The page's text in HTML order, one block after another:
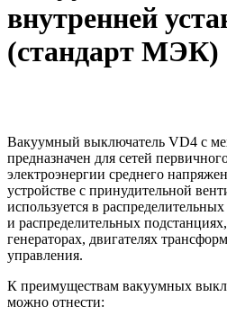
внутренней
(стандарт МЭК)
Вакуумный выключатель VD4 с
предназначен для сетей
электроэнергии среднего
устройстве с принудительной
используется в
и распределительных
генераторах, двигателях
управления.
К преимуществам вакуумных
можно отнести: